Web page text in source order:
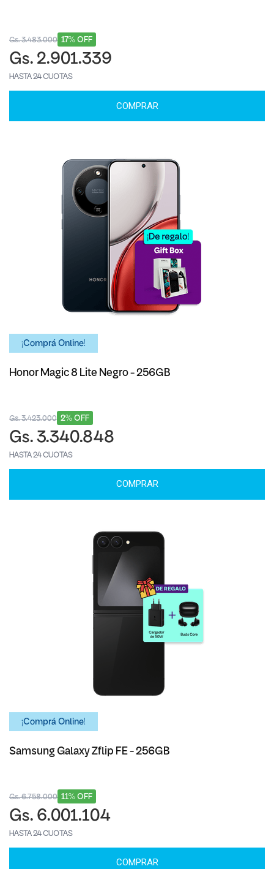
17% OFF
Gs. 3.483.000
Gs. 2.901.339
HASTA 24 CUOTAS
COMPRAR
¡Comprá Online!
Honor Magic 8 Lite Negro - 256GB
2% OFF
Gs. 3.423.000
Gs. 3.340.848
HASTA 24 CUOTAS
COMPRAR
¡Comprá Online!
Samsung Galaxy Zflip FE - 256GB
11% OFF
Gs. 6.758.000
Gs. 6.001.104
HASTA 24 CUOTAS
COMPRAR